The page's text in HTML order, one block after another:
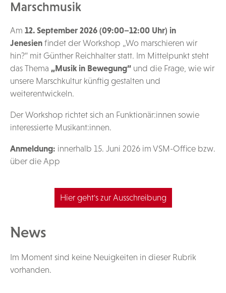
Marschmusik
Am 12. September 2026 (09:00–12:00 Uhr) in
Jenesien findet der Workshop „Wo marschieren wir
hin?“ mit Günther Reichhalter statt. Im Mittelpunkt steht
das Thema „Musik in Bewegung“ und die Frage, wie wir
unsere Marschkultur künftig gestalten und
weiterentwickeln.
Der Workshop richtet sich an Funktionär:innen sowie
interessierte Musikant:innen.
Anmeldung: innerhalb 15. Juni 2026 im VSM-Office bzw.
über die App
Hier geht's zur Ausschreibung
News
Im Moment sind keine Neuigkeiten in dieser Rubrik
vorhanden.